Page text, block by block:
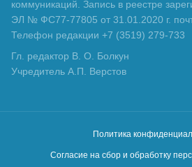
коммуникаций. Запись в реестре
ЭЛ № ФС77-77805 от 31.01.2020 г.
Телефон редакции +7 (3519) 279-733
Гл. редактор В. О. Болкун
Учредитель А.П. Верстов
Политика
Согласие на сбор и обработку